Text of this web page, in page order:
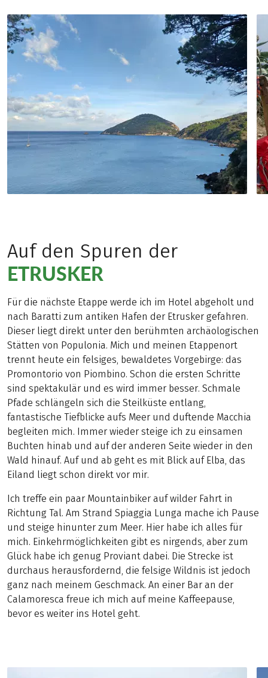
Auf den Spuren der
ETRUSKER
Für die nächste Etappe werde ich im Hotel abgeholt und
nach Baratti zum antiken Hafen der Etrusker gefahren.
Dieser liegt direkt unter den berühmten archäologischen
Stätten von Populonia. Mich und meinen Etappenort
trennt heute ein felsiges, bewaldetes Vorgebirge: das
Promontorio von Piombino. Schon die ersten Schritte
sind spektakulär und es wird immer besser. Schmale
Pfade schlängeln sich die Steilküste entlang,
fantastische Tiefblicke aufs Meer und duftende Macchia
begleiten mich. Immer wieder steige ich zu einsamen
Buchten hinab und auf der anderen Seite wieder in den
Wald hinauf. Auf und ab geht es mit Blick auf Elba, das
Eiland liegt schon direkt vor mir.
Ich treffe ein paar Mountainbiker auf wilder Fahrt in
Richtung Tal. Am Strand Spiaggia Lunga mache ich Pause
und steige hinunter zum Meer. Hier habe ich alles für
mich. Einkehrmöglichkeiten gibt es nirgends, aber zum
Glück habe ich genug Proviant dabei. Die Strecke ist
durchaus herausfordernd, die felsige Wildnis ist jedoch
ganz nach meinem Geschmack. An einer Bar an der
Calamoresca freue ich mich auf meine Kaffeepause,
bevor es weiter ins Hotel geht.